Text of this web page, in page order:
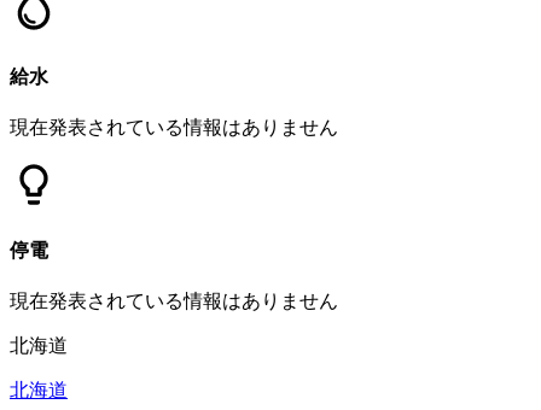
給水
現在発表されている情報はありません
停電
現在発表されている情報はありません
北海道
北海道